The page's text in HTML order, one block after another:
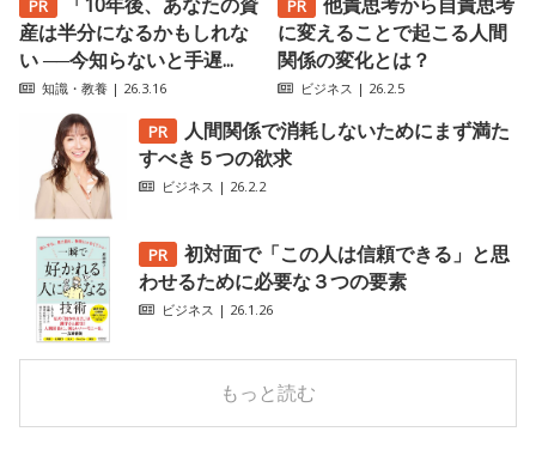
産は半分になるかもしれな
い ──今知らないと手遅...
知識・教養 | 26.3.16
に変えることで起こる人間
関係の変化とは？
ビジネス | 26.2.5
人間関係で消耗しないためにまず満た
すべき５つの欲求
ビジネス | 26.2.2
初対面で「この人は信頼できる」と思
わせるために必要な３つの要素
ビジネス | 26.1.26
もっと読む